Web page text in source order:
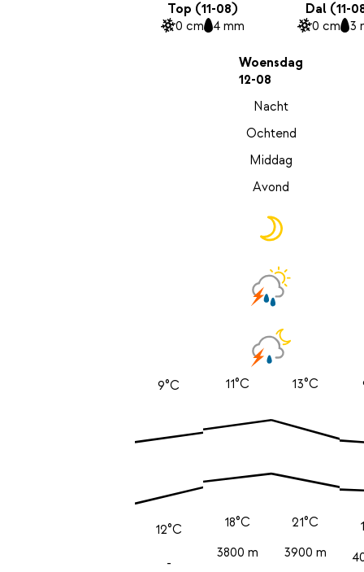
Top (11-08)
0 cm 4 mm
Dal (11-
0 cm 3
Woensdag
12-08
Nacht
Ochtend
Middag
Avond
9°C
12°C
-
11°C
18°C
3800 m
13°C
21°C
3900 m